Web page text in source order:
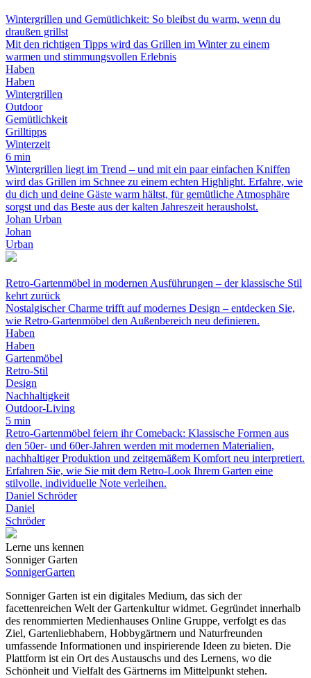
Wintergrillen und Gemütlichkeit: So bleibst du warm, wenn du
draußen grillst
Mit den richtigen Tipps wird das Grillen im Winter zu einem
warmen und stimmungsvollen Erlebnis
Haben
Haben
Wintergrillen
Outdoor
Gemütlichkeit
Grilltipps
Winterzeit
6 min
Wintergrillen liegt im Trend – und mit ein paar einfachen Kniffen
wird das Grillen im Schnee zu einem echten Highlight. Erfahre, wie
du dich und deine Gäste warm hältst, für gemütliche Atmosphäre
sorgst und das Beste aus der kalten Jahreszeit herausholst.
Johan Urban
Johan
Urban
Retro-Gartenmöbel in modernen Ausführungen – der klassische Stil
kehrt zurück
Nostalgischer Charme trifft auf modernes Design – entdecken Sie,
wie Retro-Gartenmöbel den Außenbereich neu definieren.
Haben
Haben
Gartenmöbel
Retro-Stil
Design
Nachhaltigkeit
Outdoor-Living
5 min
Retro-Gartenmöbel feiern ihr Comeback: Klassische Formen aus
den 50er- und 60er-Jahren werden mit modernen Materialien,
nachhaltiger Produktion und zeitgemäßem Komfort neu interpretiert.
Erfahren Sie, wie Sie mit dem Retro-Look Ihrem Garten eine
stilvolle, individuelle Note verleihen.
Daniel Schröder
Daniel
Schröder
Lerne uns kennen
Sonniger Garten
SonnigerGarten
Sonniger Garten ist ein digitales Medium, das sich der
facettenreichen Welt der Gartenkultur widmet. Gegründet innerhalb
des renommierten Medienhauses Online Gruppe, verfolgt es das
Ziel, Gartenliebhabern, Hobbygärtnern und Naturfreunden
umfassende Informationen und inspirierende Ideen zu bieten. Die
Plattform ist ein Ort des Austauschs und des Lernens, wo die
Schönheit und Vielfalt des Gärtnerns im Mittelpunkt stehen.